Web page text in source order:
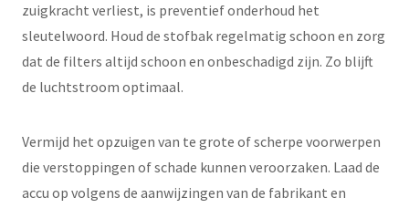
zuigkracht verliest, is preventief onderhoud het
sleutelwoord. Houd de stofbak regelmatig schoon en zorg
dat de filters altijd schoon en onbeschadigd zijn. Zo blijft
de luchtstroom optimaal.
Vermijd het opzuigen van te grote of scherpe voorwerpen
die verstoppingen of schade kunnen veroorzaken. Laad de
accu op volgens de aanwijzingen van de fabrikant en